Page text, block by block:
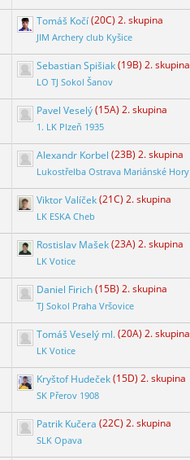
Tomáš Kočí(20C) 2. skupina
JIM Archery club Kyšice
Sebastian Spišiak(19B) 2. skupina
LO TJ Sokol Šanov
Pavel Veselý(15A) 2. skupina
1. LK Plzeň 1935
Alexandr Korbel (23B) 2. skupina
Lukostřelba Ostrava Mariánské Hory
Viktor Valíček(21C) 2. skupina
LK ESKA Cheb
Rostislav Mašek(23A) 2. skupina
LK Votice
Daniel Firich(15B) 2. skupina
TJ Sokol Praha Vršovice
Tomáš Veselý ml.(20A) 2. skupina
LK Votice
Kryštof Hudeček(15D) 2. skupina
SK Přerov 1908
Patrik Kučera (22C) 2. skupina
SLK Opava